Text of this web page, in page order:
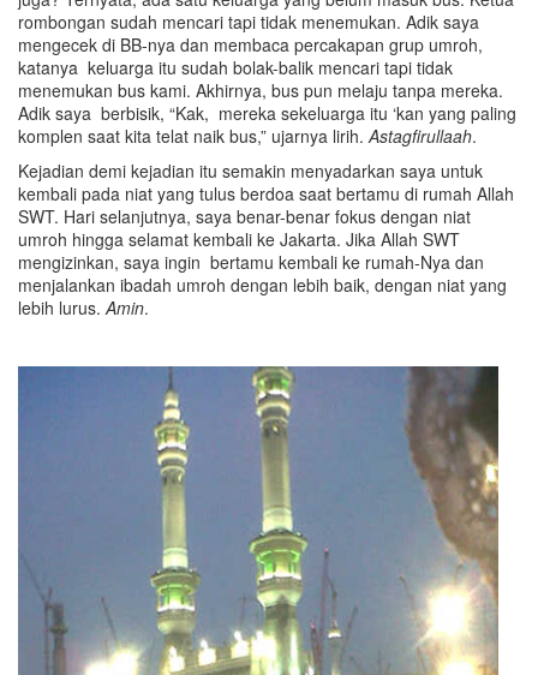
rombongan sudah mencari tapi tidak menemukan. Adik saya
mengecek di BB-nya dan membaca percakapan grup umroh,
katanya keluarga itu sudah bolak-balik mencari tapi tidak
menemukan bus kami. Akhirnya, bus pun melaju tanpa mereka.
Adik saya berbisik, “Kak, mereka sekeluarga itu ‘kan yang paling
komplen saat kita telat naik bus,” ujarnya lirih. Astagfirullaah.
Kejadian demi kejadian itu semakin menyadarkan saya untuk
kembali pada niat yang tulus berdoa saat bertamu di rumah Allah
SWT. Hari selanjutnya, saya benar-benar fokus dengan niat
umroh hingga selamat kembali ke Jakarta. Jika Allah SWT
mengizinkan, saya ingin bertamu kembali ke rumah-Nya dan
menjalankan ibadah umroh dengan lebih baik, dengan niat yang
lebih lurus. Amin.